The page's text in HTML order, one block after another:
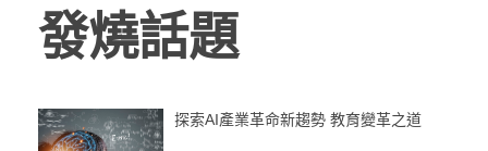
發燒話題
探索AI產業革命新趨勢 教育變革之道